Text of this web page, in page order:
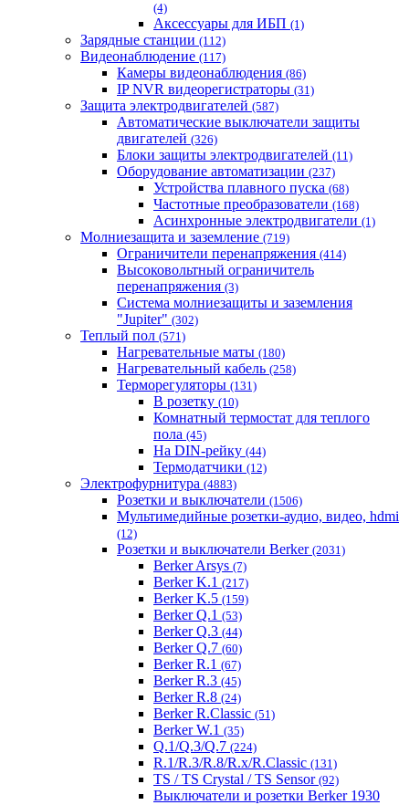
(4)
Аксессуары для ИБП (1)
Зарядные станции (112)
Видеонаблюдение (117)
Камеры видеонаблюдения (86)
IP NVR видеорегистраторы (31)
Защита электродвигателей (587)
Автоматические выключатели защиты
двигателей (326)
Блоки защиты электродвигателей (11)
Оборудование автоматизации (237)
Устройства плавного пуска (68)
Частотные преобразователи (168)
Асинхронные электродвигатели (1)
Молниезащита и заземление (719)
Ограничители перенапряжения (414)
Высоковольтный ограничитель
перенапряжения (3)
Система молниезащиты и заземления
"Jupiter" (302)
Теплый пол (571)
Нагревательные маты (180)
Нагревательный кабель (258)
Терморегуляторы (131)
В розетку (10)
Комнатный термостат для теплого
пола (45)
На DIN-рейку (44)
Термодатчики (12)
Электрофурнитура (4883)
Розетки и выключатели (1506)
Мультимедийные розетки-аудио, видео, hdmi
(12)
Розетки и выключатели Berker (2031)
Berker Arsys (7)
Berker K.1 (217)
Berker K.5 (159)
Berker Q.1 (53)
Berker Q.3 (44)
Berker Q.7 (60)
Berker R.1 (67)
Berker R.3 (45)
Berker R.8 (24)
Berker R.Classic (51)
Berker W.1 (35)
Q.1/Q.3/Q.7 (224)
R.1/R.3/R.8/R.x/R.Classic (131)
TS / TS Crystal / TS Sensor (92)
Выключатели и розетки Berker 1930